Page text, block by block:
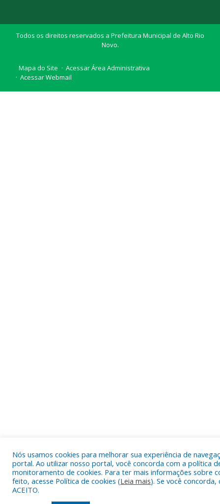
Todos os direitos reservados a Prefeitura Municipal de Alto Rio
Novo.
Mapa do Site
Acessar Área Administrativa
Acessar Webmail
Nós usamos cookies para melhorar sua experiência de
portal. Ao utilizar nosso portal, você concorda com a política
monitoramento de cookies. Para ter mais informações sobre
feito, acesse Política de cookies (Leia mais). Se você concorda,
ACEITO.